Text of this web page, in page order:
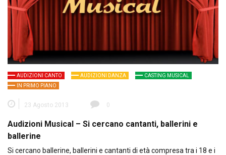
AUDIZIONI CANTO AUDIZIONI DANZA
CASTING MUSICAL
IN PRIMO PIANO
23 Agosto 2013 0
Audizioni Musical – Si cercano cantanti, ballerini e
ballerine
Si cercano ballerine, ballerini e cantanti di età compresa tra i 18 e i